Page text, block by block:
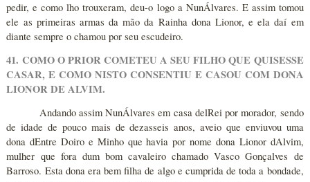
pedir, e como lho trouxeram, deu-o logo a NunÁlvares. E assim tomou
ele as primeiras armas da mão da Rainha dona Lionor, e ela daí em
diante sempre o chamou por seu escudeiro.
41. COMO O PRIOR COMETEU A SEU FILHO QUE QUISESSE
CASAR, E COMO NISTO CONSENTIU E CASOU COM DONA
LIONOR DE ALVIM.
Andando assim NunÁlvares em casa delRei por morador, sendo
de idade de pouco mais de dezasseis anos, aveio que enviuvou uma
dona dEntre Doiro e Minho que havia por nome dona Lionor dAlvim,
mulher que fora dum bom cavaleiro chamado Vasco Gonçalves de
Barroso. Esta dona era bem filha de algo e cumprida de toda a bondade,